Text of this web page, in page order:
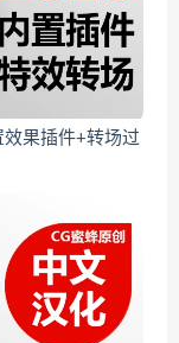
果插件+转场过